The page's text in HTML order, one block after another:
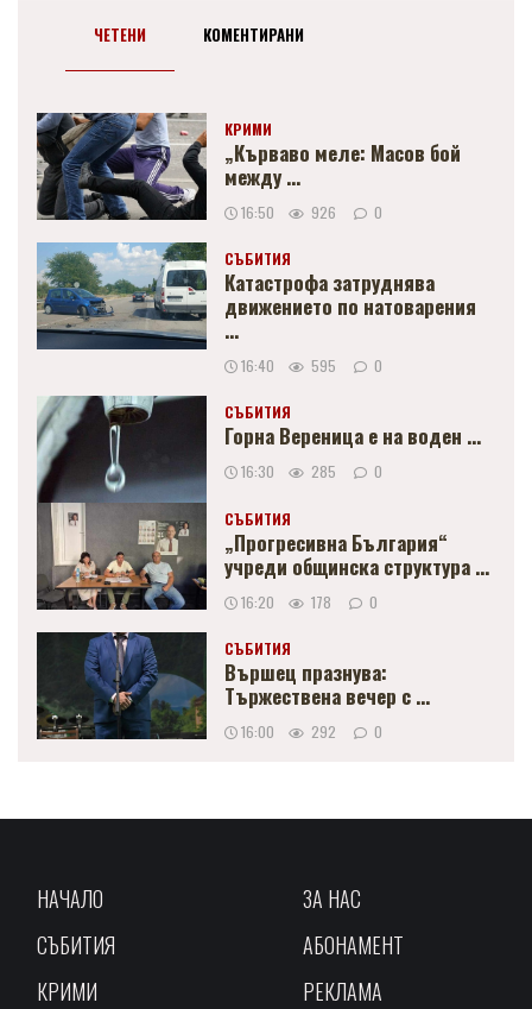
ЧЕТЕНИ КОМЕНТИРАНИ
КРИМИ
„Кърваво меле: Масов бой
между ...
16:50 926 0
СЪБИТИЯ
Катастрофа затруднява
движението по натоварения
...
16:40 595 0
СЪБИТИЯ
Горна Вереница е на воден ...
16:30 285 0
СЪБИТИЯ
„Прогресивна България“
учреди общинска структура ...
16:20 178 0
СЪБИТИЯ
Вършец празнува:
Тържествена вечер с ...
16:00 292 0
НАЧАЛО
СЪБИТИЯ
КРИМИ
ЗА НАС
АБОНАМЕНТ
РЕКЛАМА